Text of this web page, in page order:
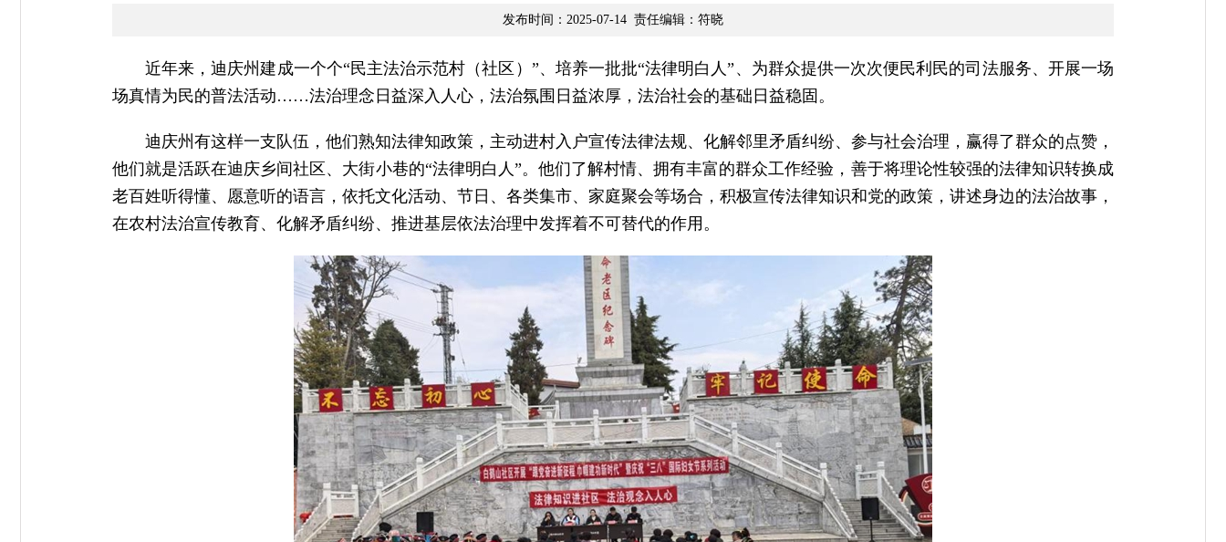
发布时间：2025-07-14 责任编辑：符晓
近年来，迪庆州建成一个个“民主法治示范村（社区）”、培养一批批“法律明白人”、为群众提供一次次便民利民的司法服务、开展一场
场真情为民的普法活动……法治理念日益深入人心，法治氛围日益浓厚，法治社会的基础日益稳固。
迪庆州有这样一支 队伍，他们熟知法律知政策，主动进村入户宣传法律法规、化解邻里矛盾纠纷、参与社会治理，赢得了群众的点赞，
他们就是活跃在迪庆乡间社区、大街小巷的“法律明白人”。他们了解村情、拥有丰富的群众工作经验，善于将理论性较强的法律知识转换成
老百姓听得懂、愿意听的语言，依托文化活动、节日、各类集市、家庭聚会等场合，积极宣传法律知识和党的政策，讲述身边的法治故事，
在农村法治宣传教育、化解矛盾纠纷、推进基层依法治理中发挥着不可替代的作用。